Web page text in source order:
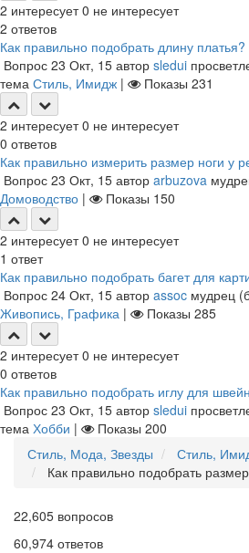
2 интересует 0 не интересует
2 ответов
Как правильно подобрать длину платья?
Вопрос 23 Окт, 15 автор sledui
тема Стиль, Имидж | Показы 231
2 интересует 0 не интересует
0 ответов
Как правильно измерить размер ноги у
Вопрос 23 Окт, 15 автор arbuzova
Домоводство | Показы 150
2 интересует 0 не интересует
1 ответ
Как правильно подобрать багет для
Вопрос 24 Окт, 15 автор assoc мудрец
Живопись, Графика | Показы 285
2 интересует 0 не интересует
0 ответов
Как правильно подобрать иглу для
Вопрос 23 Окт, 15 автор sledui
тема Хобби | Показы 200
Стиль, Мода, Звезды
Стиль,
Как правильно подобрать
22,605 вопросов
60,974 ответов